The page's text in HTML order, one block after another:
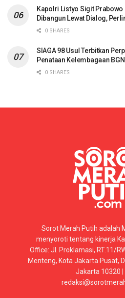
Kapolri Listyo Sigit Prabowo
Dibangun Lewat Dialog,
0 SHARES
SIAGA 98 Usul Terbitkan
Penataan Kelembagaan
0 SHARES
Sorot Merah Putih adalah
menyoroti tentang kinerja
Office: Jl. Proklamasi, RT.11/
Menteng, Kota Jakarta Pusat,
Jakarta 10320 |